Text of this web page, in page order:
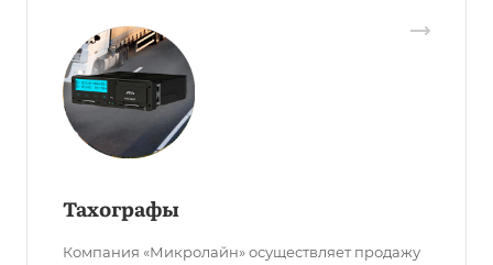
Тахографы
Компания «Микролайн» осуществляет продажу